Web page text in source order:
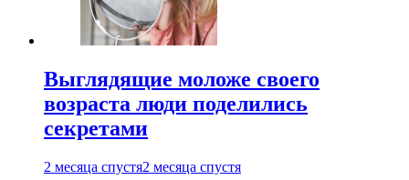
Выглядящие моложе своего
возраста люди поделились
секретами
2 месяца спустя2 месяца спустя